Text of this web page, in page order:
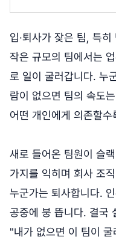
입·퇴사가 잦은 팀, 특
작은 규모의 팀에서는
로 일이 굴러갑니다. 누
람이 없으면 팀의 속도
어떤 개인에게 의존할
새로 들어온 팀원이 슬
가지를 익히며 회사 조
누군가는 퇴사합니다.
공중에 붕 뜹니다. 결국
"내가 없으면 이 팀이